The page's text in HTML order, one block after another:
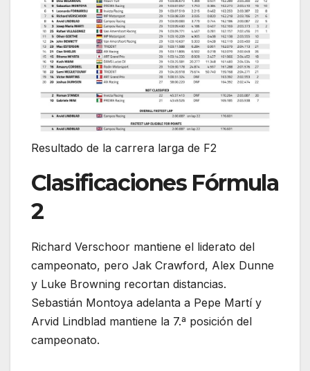
Resultado de la carrera larga de F2
Clasificaciones Fórmula
2
Richard Verschoor mantiene el liderato del
campeonato, pero Jak Crawford, Alex Dunne
y Luke Browning recortan distancias.
Sebastián Montoya adelanta a Pepe Martí y
Arvid Lindblad mantiene la 7.ª posición del
campeonato.